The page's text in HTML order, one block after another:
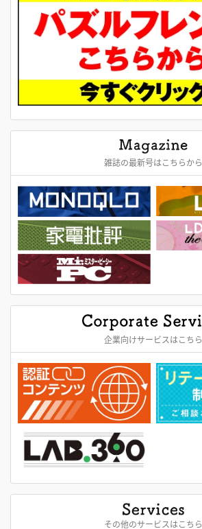
雑誌の最新号はこちらから
企業向けサービスはこちら
その他のサービスはこちら